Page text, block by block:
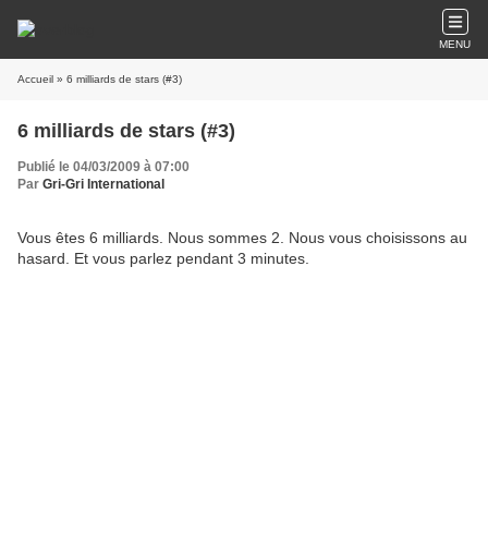
MENU
Accueil » 6 milliards de stars (#3)
6 milliards de stars (#3)
Publié le 04/03/2009 à 07:00
Par Gri-Gri International
Vous êtes 6 milliards. Nous sommes 2. Nous vous choisissons au
hasard. Et vous parlez pendant 3 minutes